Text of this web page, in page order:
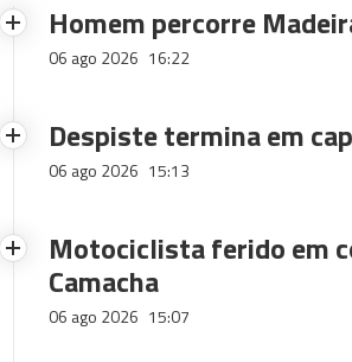
Homem percorre
06 ago 2026 16:22
Despiste termina em
06 ago 2026 15:13
Motociclista ferido em
Camacha
06 ago 2026 15:07